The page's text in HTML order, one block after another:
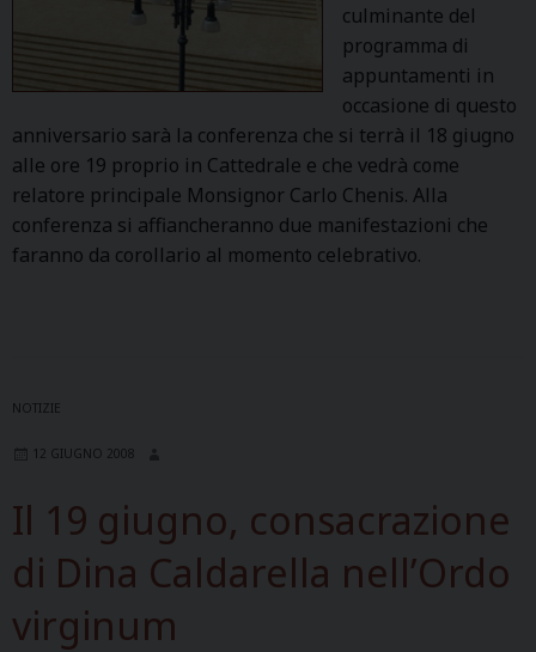
culminante del
programma di
appuntamenti in
occasione di questo
anniversario sarà la conferenza che si terrà il 18 giugno
alle ore 19 proprio in Cattedrale e che vedrà come
relatore principale Monsignor Carlo Chenis. Alla
conferenza si affiancheranno due manifestazioni che
faranno da corollario al momento celebrativo.
NOTIZIE
12 GIUGNO 2008
Il 19 giugno, consacrazione
di Dina Caldarella nell’Ordo
virginum